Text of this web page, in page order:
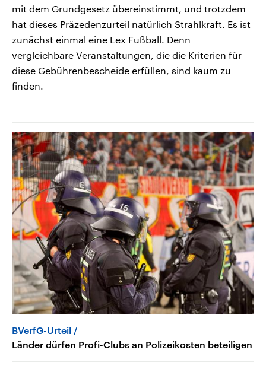
mit dem Grundgesetz übereinstimmt, und trotzdem
hat dieses Präzedenzurteil natürlich Strahlkraft. Es ist
zunächst einmal eine Lex Fußball. Denn
vergleichbare Veranstaltungen, die die Kriterien für
diese Gebührenbescheide erfüllen, sind kaum zu
finden.
BVerfG-Urteil
Länder dürfen Profi-Clubs an Polizeikosten beteiligen